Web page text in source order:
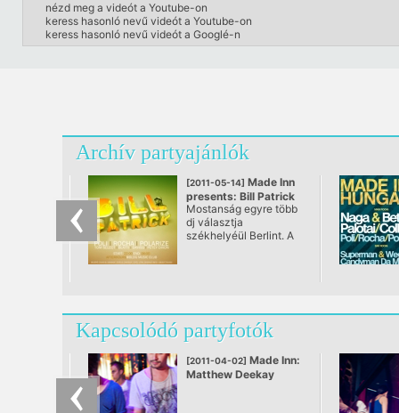
nézd meg a videót a Youtube-on
keress hasonló nevű videót a Youtube-on
keress hasonló nevű videót a Googlé-n
Archív partyajánlók
[2011-05-14] Made Inn
presents: Bill Patrick
@ Merlin, Budapest
Mostanság egyre több
dj választja
székhelyéül Berlint. A
európai országokból és
a tengerentúlról
egyaránt. Bill Patrick
élvonalbeli klubokban
játszott az
Államokban, ezt
Kapcsolódó partyfotók
[2011-04-02] Made Inn:
Matthew Deekay